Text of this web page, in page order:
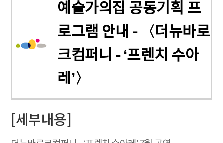
예술가의집 공동기획 프
로그램 안내 - 〈더뉴바로
크컴퍼니 - ‘프렌치 수아
레’〉
[세부내용]